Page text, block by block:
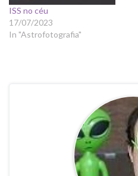
ISS no céu
17/07/2023
In "Astrofotografia"